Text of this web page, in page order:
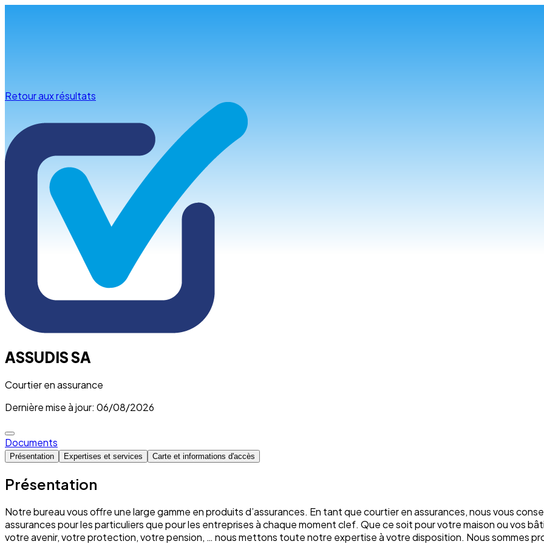
Retour aux résultats
ASSUDIS SA
Courtier en assurance
Dernière mise à jour: 06/08/2026
Documents
Présentation Expertises et services Carte et informations d'accès
Présentation
Notre bureau vous offre une large gamme en produits d’assurances. En tant que courtier en assurances, nous vous
assurances pour les particuliers que pour les entreprises à chaque moment clef. Que ce soit pour votre maison ou vos
votre avenir, votre protection, votre pension, … nous mettons toute notre expertise à votre disposition. Nous sommes